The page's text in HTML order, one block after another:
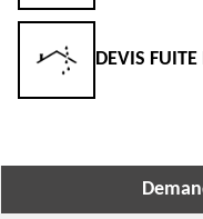
DEVIS FUITE